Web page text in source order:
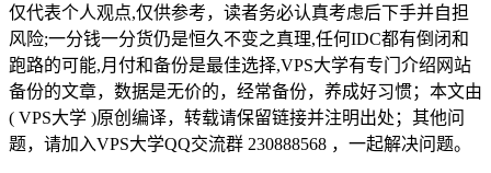
仅代表个人观点,仅供参考，读者务必认真考虑后下手并自担
风险;一分钱一分货仍是恒久不变之真理,任何IDC都有倒闭和
跑路的可能,月付和备份是最佳选择,VPS大学有专门介绍网站
备份的文章，数据是无价的，经常备份，养成好习惯；本文由
( VPS大学 )原创编译，转载请保留链接并注明出处；其他问
题，请加入VPS大学QQ交流群 230888568 ，一起解决问题。